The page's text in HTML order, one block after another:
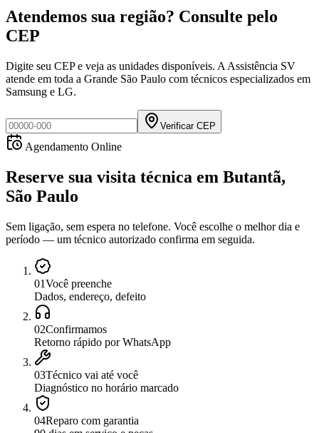
Atendemos sua região? Consulte pelo
CEP
Digite seu CEP e veja as unidades disponíveis. A Assistência SV
atende em toda a Grande São Paulo com técnicos especializados em
Samsung e LG.
Verificar CEP
Agendamento Online
Reserve sua visita técnica em Butantã,
São Paulo
Sem ligação, sem espera no telefone. Você escolhe o melhor dia e
período — um técnico autorizado confirma em seguida.
01Você preenche
Dados, endereço, defeito
02Confirmamos
Retorno rápido por WhatsApp
03Técnico vai até você
Diagnóstico no horário marcado
04Reparo com garantia